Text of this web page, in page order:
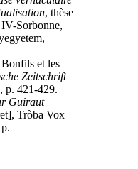
, thèse
Sorbonne,
et les
Zeitschrift
p. 421-429.
Guiraut
Tròba Vox